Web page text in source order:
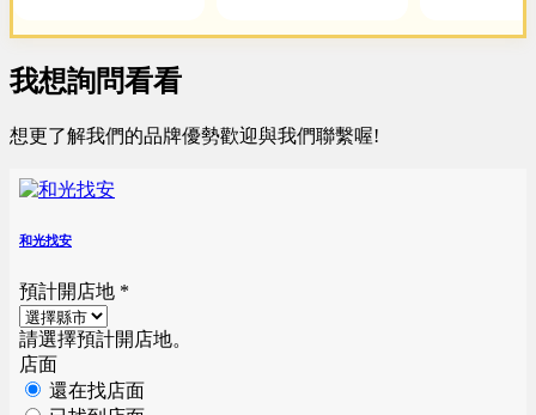
我想詢問看看
想更了解我們的品牌優勢歡迎與我們聯繫喔!